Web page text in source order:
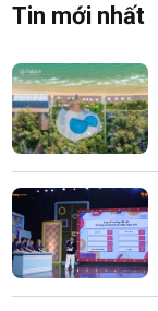
Tin mới nhất